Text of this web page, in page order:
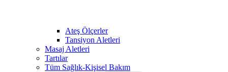
Ateş Ölçerler
Tansiyon Aletleri
Masaj Aletleri
Tartılar
Tüm Sağlık-Kişisel Bakım